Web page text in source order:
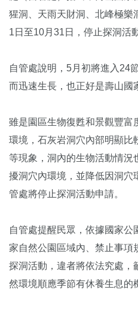
猩洞、天雨天財洞、北峰極樂
1日至10月31日，停止探洞活
自管處說明，5月初將進入24
而迅速生長，也正好是壽山國
雖是園區生物復甦和景觀豐富
環境，石灰岩洞穴內部明顯比
等現象，洞內的生物活動情
擾洞穴內環境，並降低因洞穴
管處將停止探洞活動申請。
自管處提醒民眾，依據國家公
家自然公園區域內、禁止事
探洞活動，違者將依法究處，
然環境順應季節有休養生息的